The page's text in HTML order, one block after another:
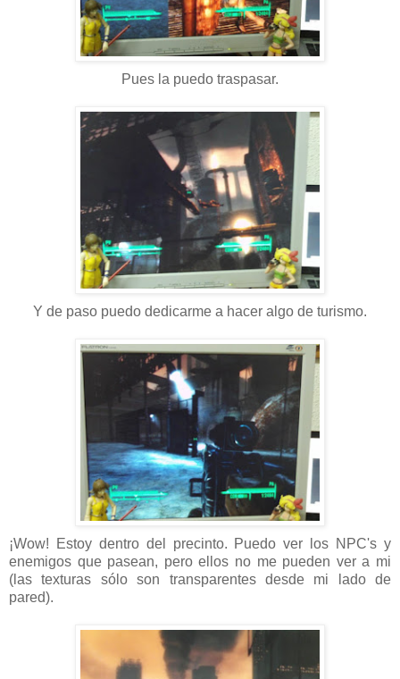
Pues la puedo traspasar.
Y de paso puedo dedicarme a hacer algo de turismo.
¡Wow! Estoy dentro del precinto. Puedo ver los NPC's y
enemigos que pasean, pero ellos no me pueden ver a mi
(las texturas sólo son transparentes desde mi lado de
pared).